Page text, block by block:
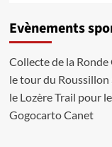
Evènements
Collecte de la
le tour du Roussillon
le Lozère Trail pour
GogocartoCanet